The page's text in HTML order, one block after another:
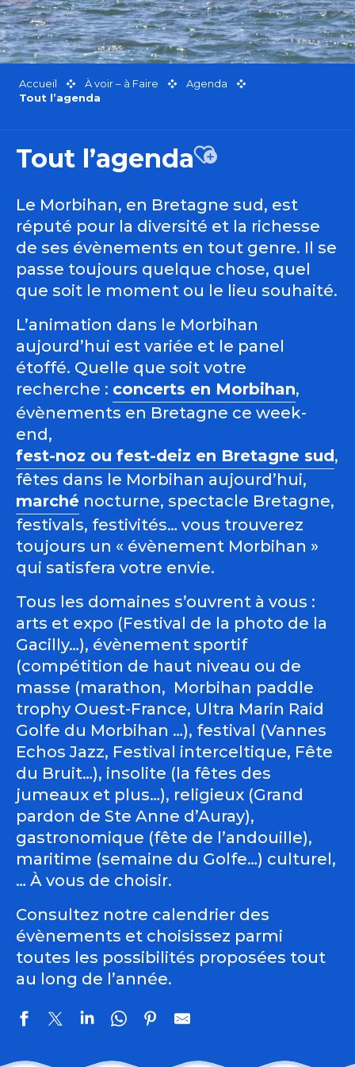
Accueil À voir – à Faire
Agenda
Tout l’agenda
Tout l’agendaAjouter aux
Le Morbihan, en Bretagne sud, est
réputé pour la diversité et la richesse
de ses évènements en tout genre. Il se
passe toujours quelque chose, quel
que soit le moment ou le lieu souhaité.
L’animation dans le Morbihan
aujourd’hui est variée et le panel
étoffé. Quelle que soit votre
recherche : concerts en Morbihan,
évènements en Bretagne ce week-
end,
fest-noz ou fest-deiz en Bretagne sud,
fêtes dans le Morbihan aujourd’hui,
marché nocturne, spectacle Bretagne,
festivals, festivités… vous trouverez
toujours un « évènement Morbihan »
qui satisfera votre envie.
Tous les domaines s’ouvrent à vous :
arts et expo (Festival de la photo de la
Gacilly…), évènement sportif
(compétition de haut niveau ou de
masse (marathon, Morbihan paddle
trophy Ouest-France, Ultra Marin Raid
Golfe du Morbihan …), festival (Vannes
Echos Jazz, Festival interceltique, Fête
du Bruit…), insolite (la fêtes des
jumeaux et plus…), religieux (Grand
pardon de Ste Anne d’Auray),
gastronomique (fête de l’andouille),
maritime (semaine du Golfe…) culturel,
… À vous de choisir.
Consultez notre calendrier des
évènements et choisissez parmi
toutes les possibilités proposées tout
au long de l’année.